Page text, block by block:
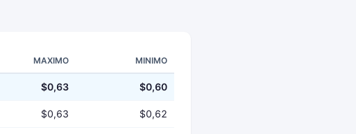
MAXIMO MINIMO
$0,63 $0,60
$0,63 $0,62